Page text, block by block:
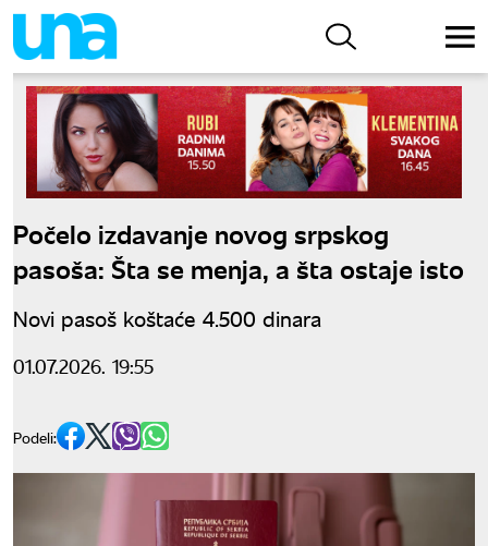
Počelo izdavanje novog srpskog
pasoša: Šta se menja, a šta ostaje isto
Novi pasoš koštaće 4.500 dinara
01.07.2026. 19:55
Podeli: